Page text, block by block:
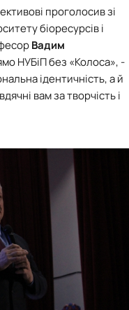
проголосив зі
біоресурсів і
Вадим
НУБіП без «Колоса», -
ідентичність, а й
вам за творчість і